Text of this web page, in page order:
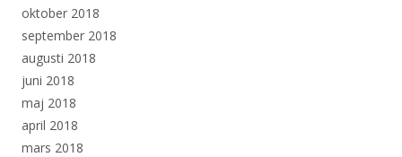
oktober 2018
september 2018
augusti 2018
juni 2018
maj 2018
april 2018
mars 2018